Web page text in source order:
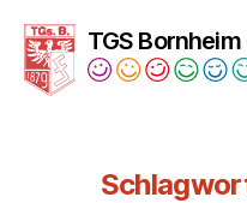
TGS Bornheim